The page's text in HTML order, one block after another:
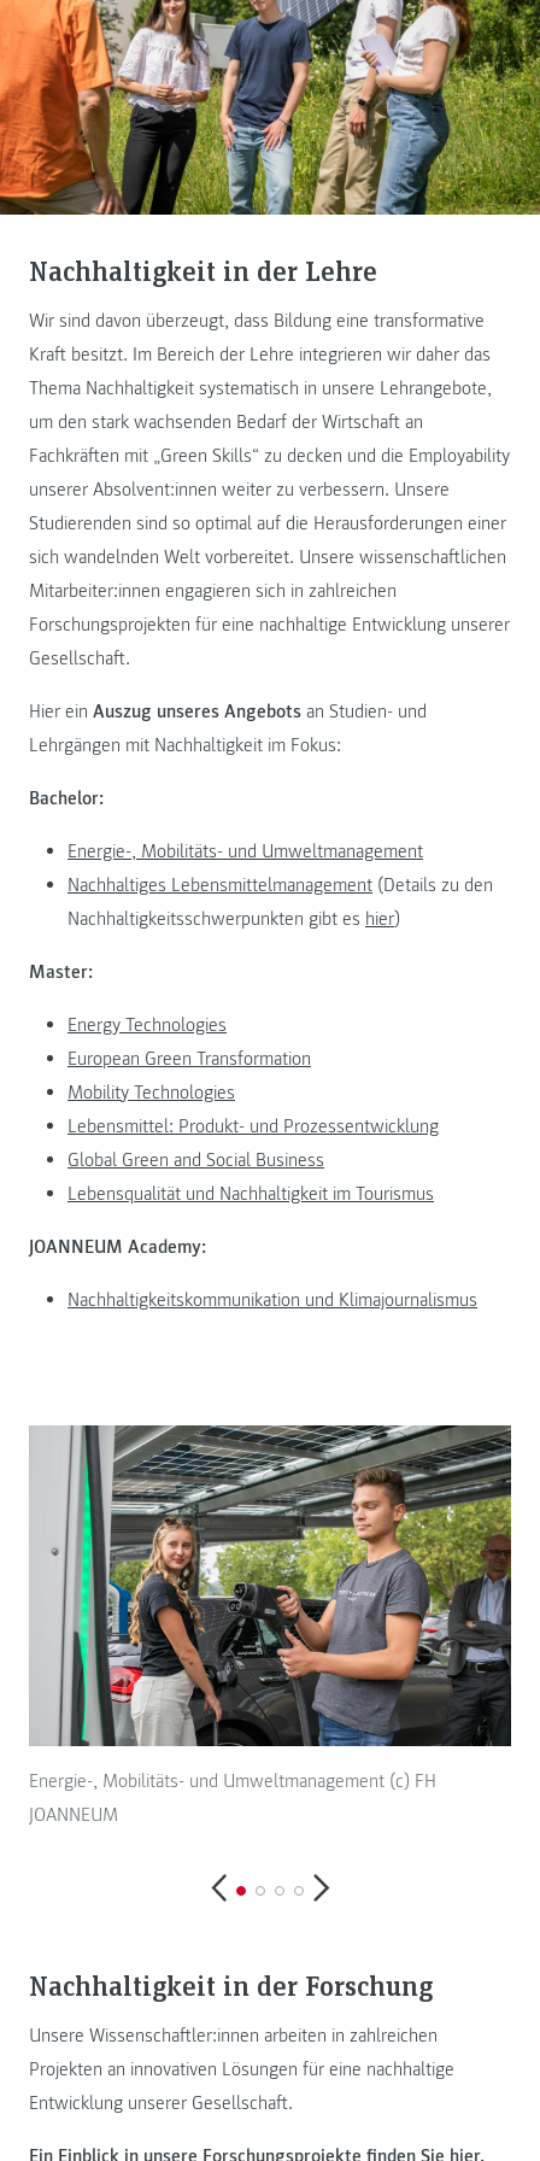
Nachhaltigkeit in der Lehre
Wir sind davon überzeugt, dass Bildung eine transformative
Kraft besitzt. Im Bereich der Lehre integrieren wir daher das
Thema Nachhaltigkeit systematisch in unsere Lehrangebote,
um den stark wachsenden Bedarf der Wirtschaft an
Fachkräften mit „Green Skills“ zu decken und die Employability
unserer Absolvent:innen weiter zu verbessern. Unsere
Studierenden sind so optimal auf die Herausforderungen einer
sich wandelnden Welt vorbereitet. Unsere wissenschaftlichen
Mitarbeiter:innen engagieren sich in zahlreichen
Forschungsprojekten für eine nachhaltige Entwicklung unserer
Gesellschaft.
Hier ein Auszug unseres Angebots an Studien- und
Lehrgängen mit Nachhaltigkeit im Fokus:
Bachelor:
Energie-, Mobilitäts- und Umweltmanagement
Nachhaltiges Lebensmittelmanagement (Details zu den
Nachhaltigkeitsschwerpunkten gibt es hier)
Master:
Energy Technologies
European Green Transformation
Mobility Technologies
Lebensmittel: Produkt- und Prozessentwicklung
Global Green and Social Business
Lebensqualität und Nachhaltigkeit im Tourismus
JOANNEUM Academy:
Nachhaltigkeitskommunikation und Klimajournalismus
Energie-, Mobilitäts- und Umweltmanagement (c) FH
JOANNEUM
Nachhaltigkeit in der Forschung
Unsere Wissenschaftler:innen arbeiten in zahlreichen
Projekten an innovativen Lösungen für eine nachhaltige
Entwicklung unserer Gesellschaft.